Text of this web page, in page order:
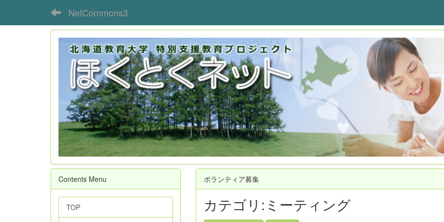
NetCommons3
ボランティア募集
カテゴリ:ミーティング
Contents Menu
TOP